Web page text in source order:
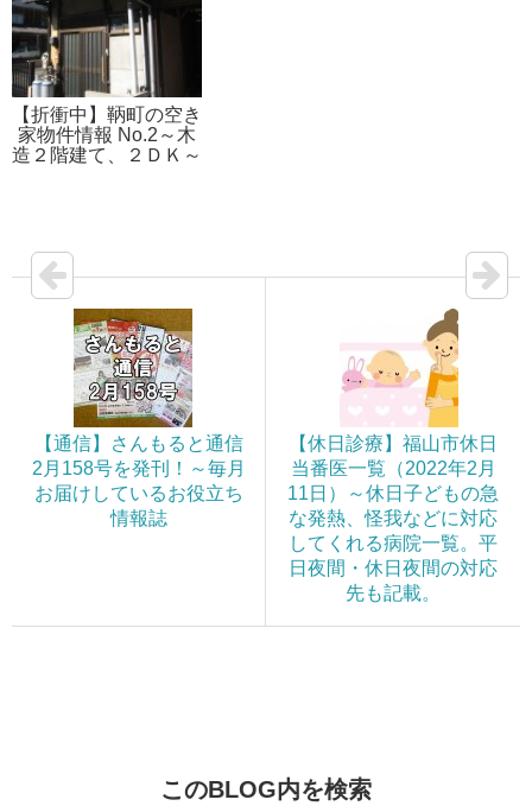
【折衝中】鞆町の空き
家物件情報 No.2～木
造２階建て、２ＤＫ～
【通信】さんもると通信
2月158号を発刊！～毎月
お届けしているお役立ち
情報誌
【休日診療】福山市休日
当番医一覧（2022年2月
11日）～休日子どもの急
な発熱、怪我などに対応
してくれる病院一覧。平
日夜間・休日夜間の対応
先も記載。
このBLOG内を検索